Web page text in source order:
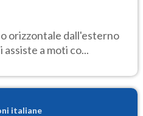
orizzontale dall'esterno
a moti co...
italiane